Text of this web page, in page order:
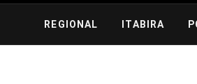
REGIONAL ITABIRA